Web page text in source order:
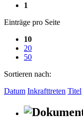
1
Einträge pro Seite
10
20
50
Sortieren nach:
Datum Inkrafttreten Titel